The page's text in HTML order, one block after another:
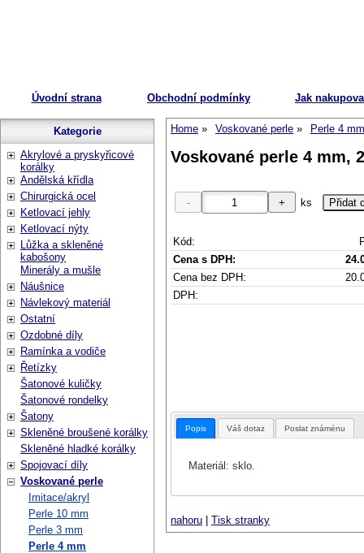
Úvodní strana Obchodní podmínky Jak
Home Voskované perle Perle 4 mm
Voskované perle 4 mm,
ks
Kód:
Cena s DPH:
Cena bez DPH:
DPH:
Popis Váš dotaz Poslat známénu
Materiál: sklo.
nahoru | Tisk stranky
Kategorie
Akrylové a pryskyřicové
korálky
Andělská křídla
Chirurgická ocel
Ketlovací jehly
Ketlovací nýty
Lůžka a skleněné
kabošony
Minerály a mušle
Náušnice
Návlekový materiál
Ostatní
Ozdobné díly
Ramínka a vodiče
Řetízky
Šatonové kuličky
Šatonové rondelky
Šatony
Skleněné broušené korálky
Skleněné hladké korálky
Spojovací díly
Voskované perle
Imitace/akryl
Perle 10 mm
Perle 3 mm
Perle 4 mm